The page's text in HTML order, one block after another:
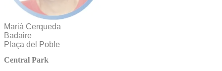
Marià Cerqueda
Badaire
Plaça del Poble
Central Park